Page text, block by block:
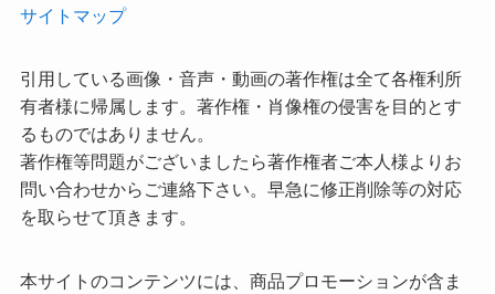
サイトマップ
引用している画像・音声・動画の著作権は全て各権利所
有者様に帰属します。著作権・肖像権の侵害を目的とす
るものではありません。
著作権等問題がございましたら著作権者ご本人様よりお
問い合わせからご連絡下さい。早急に修正削除等の対応
を取らせて頂きます。
本サイトのコンテンツには、商品プロモーションが含ま